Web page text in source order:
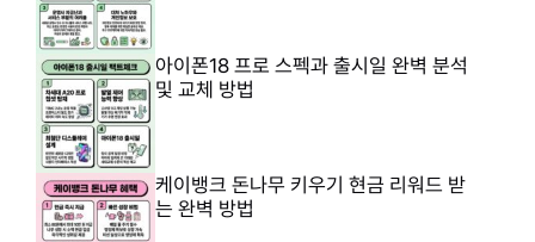
아이폰18 프로 스펙과 출시일 완벽 분석
및 교체 방법
케이뱅크 돈나무 키우기 현금 리워드 받
는 완벽 방법